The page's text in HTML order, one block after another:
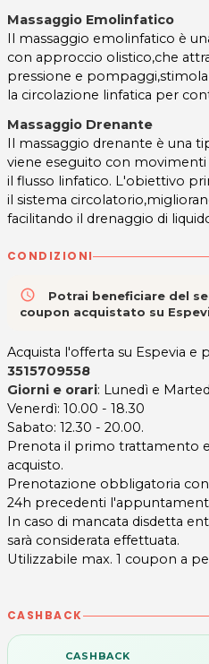
Massaggio Emolinfatico
Il massaggio emolinfatico è
con approccio olistico,che
pressione e
la circolazione linfatica per
Massaggio Drenante
Il massaggio drenante è una
viene eseguito con
il flusso linfatico. L'obiettivo
il sistema
facilitando il drenaggio di
CONDIZIONI
access_time
Potrai beneficiare del
coupon acquistato su
Acquista l'offerta su Espevia e
3515709558
Giorni e orari: Lunedì e
Venerdì: 10.00 - 18.30
Sabato: 12.30 - 20.00.
Prenota il primo trattamento
acquisto.
Prenotazione obbligatoria
24h precedenti
In caso di mancata disdetta
sarà considerata effettuata.
Utilizzabile max. 1 coupon a
CASHBACK
CASHBACK